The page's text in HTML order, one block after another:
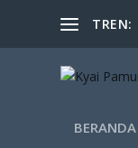
TREN:
BERANDA